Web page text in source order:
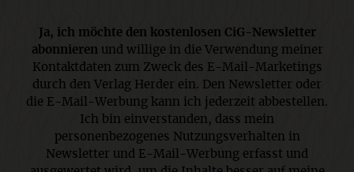
Ja, ich möchte den kostenlosen CiG-Newsletter
abonnieren und willige in die Verwendung meiner
Kontaktdaten zum Zweck des E-Mail-Marketings
durch den Verlag Herder ein. Den Newsletter oder
die E-Mail-Werbung kann ich jederzeit abbestellen.
Ich bin einverstanden, dass mein
personenbezogenes Nutzungsverhalten in
Newsletter und E-Mail-Werbung erfasst und